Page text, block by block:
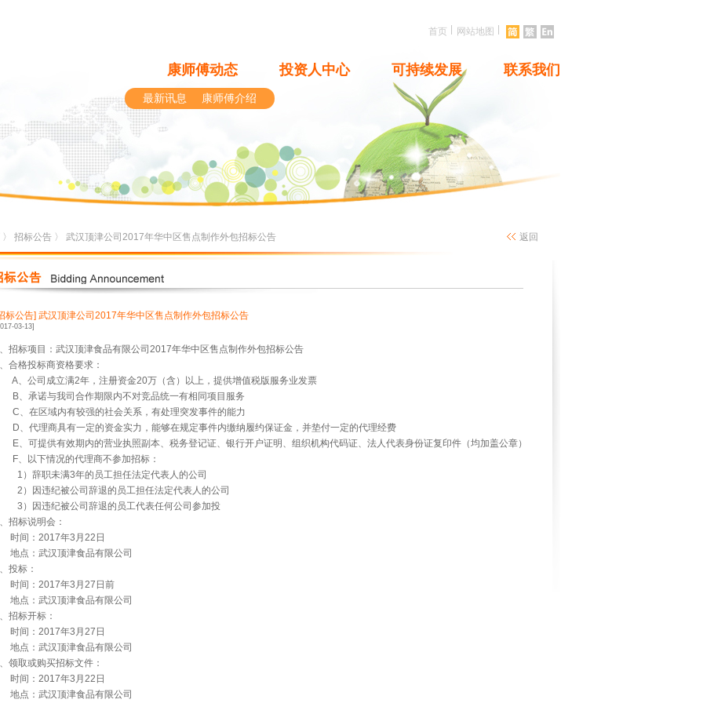
首页 网站地图
康师傅动态 投资人中心 可持续发展 联系我们
最新讯息 康师傅介绍
〉 招标公告 〉 武汉顶津公司2017年华中区售点制作外包招标公告 返回
标公告] 武汉顶津公司2017年华中区售点制作外包招标公告
03-13]
、招标项目：武汉顶津食品有限公司 2017年华中区售点制作外包招标公告
、合格投标商资格要求：
A、公司成立满2年，注册资金20万（含）以上，提供增值税版服务业发票
B、承诺与我司合作期限内不对竞品统一有相同项目服务
C、在区域内有较强的社会关系，有处理突发事件的能力
D、代理商具有一定的资金实力，能够在规定事件内缴纳履约保证金，并垫付一定的代理经费
E、可提供有效期内的营业执照副本、税务登记证、银行开户证明、组织机构代码证、法人代表身份证复印件（均加盖公章）
F、以下情况的代理商不参加招标：
1 ）辞职未满3年的员工担任法定代表人的公司
2 ）因违纪被公司辞退的员工担任法定代表人的公司
3 ）因违纪被公司辞退的员工代表任何公司参加投
、招标说明会：
时间： 2017年3 月 22 日
地点：武汉顶津食品有限公司
、投标：
时间： 2017年3 月 27 日前
地点：武汉顶津食品有限公司
、招标开标：
时间： 2017年3 月 27 日
地点：武汉顶津食品有限公司
、领取或购买招标文件：
时间： 2017年3 月 22 日
地点：武汉顶津食品有限公司